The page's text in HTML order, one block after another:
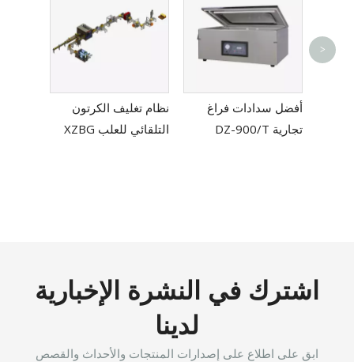
نظام تغليف الكرتون
التلقائي للعلب XZBG
أفضل سدادات فراغ
تجارية DZ-900/T
قاطع
>
اشترك في النشرة الإخبارية
لدينا
ابق على اطلاع على إصدارات المنتجات والأحداث والقصص